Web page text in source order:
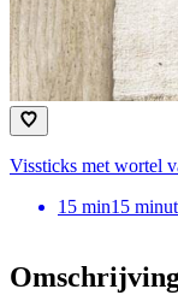
Vissticks met wortel
15 min15